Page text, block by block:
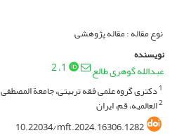
نوع مقاله : مقاله پژوهشی
نویسنده
عبدالله گوهری طالع 1، 2
1دکتری گروه علمی فقه تربیتی، جامعة المصطفی
2العالمیه، قم، ایران
10.22034/mft.2024.16306.1282